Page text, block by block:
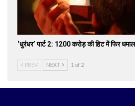
‘धुरंधर’ पार्ट 2: 1200 करोड़ की हिट में फिर
PREV NEXT 1 of 2